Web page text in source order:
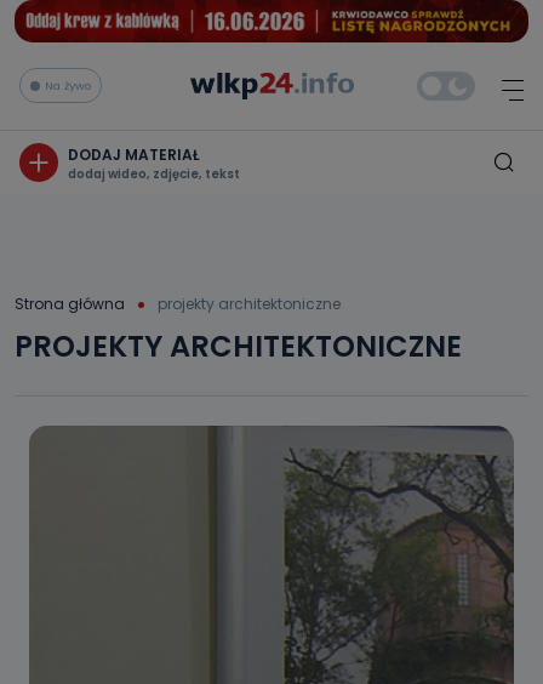
Na żywo
DODAJ MATERIAŁ
dodaj wideo, zdjęcie, tekst
Strona główna projekty architektoniczne
PROJEKTY ARCHITEKTONICZNE